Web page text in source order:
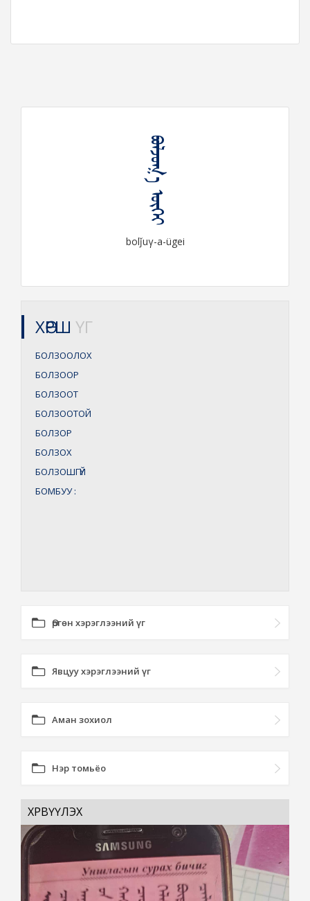
ᠪᠣᠯᠵᠤᠭ᠎ᠠ ᠦᠭᠡᠶ
bolǰuγ-a-ügei
ХӨРШ ҮГ
БОЛЗООЛОХ
БОЛЗООР
БОЛЗООТ
БОЛЗООТОЙ
БОЛЗОР
БОЛЗОХ
БОЛЗОШГҮЙ
БОМБУУ:
Өргөн хэрэглээний үг
Явцуу хэрэглээний үг
Аман зохиол
Нэр томьёо
ХӨРВҮҮЛЭХ